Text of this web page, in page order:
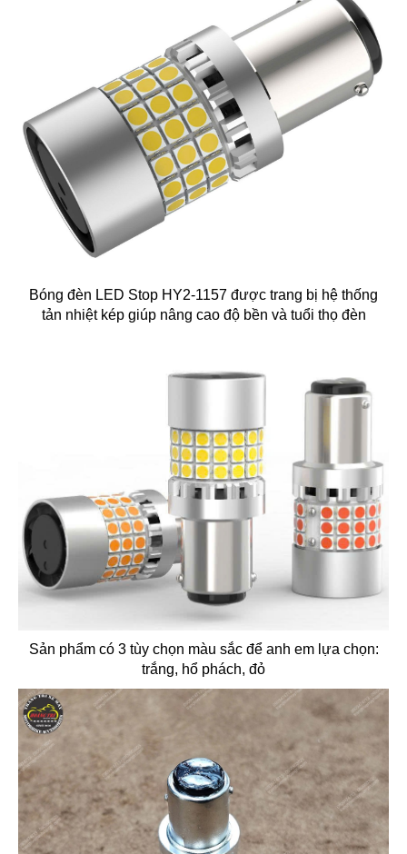
Bóng đèn LED Stop HY2-1157 được trang bị hệ thống
tản nhiệt kép giúp nâng cao độ bền và tuổi thọ đèn
Sản phẩm có 3 tùy chọn màu sắc để anh em lựa chọn:
trắng, hổ phách, đỏ